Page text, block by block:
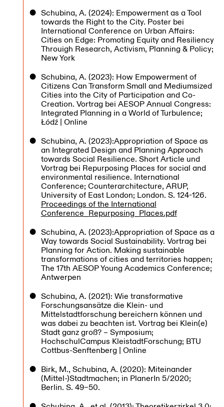
Schubina, A. (2024): Empowerment as a Tool
towards the Right to the City. Poster bei
International Conference on Urban Affairs:
Cities on Edge: Promoting Equity and Resiliency
Throuigh Research, Activism, Planning & Policy;
New York
Schubina, A. (2023): How Empowerment of
Citizens Can Transform Small and Mediumsized
Cities into the City of Participation and Co-
Creation. Vortrag bei AESOP Annual Congress:
Integrated Planning in a World of Turbulence;
Łódź | Online
Schubina, A. (2023):Appropriation of Space as
an Integrated Design and Planning Approach
towards Social Resilience. Short Article und
Vortrag bei Repurposing Places for social and
environmental resilience. International
Conference; Counterarchitecture, ARUP,
University of East London; London. S. 124-126.
Proceedings of the International
Conference_Repurposing_Places.pdf
Schubina, A. (2023):Appropriation of Space as a
Way towards Social Sustainability. Vortrag bei
Planning for Action. Making sustainable
transformations of cities and territories happen;
The 17th AESOP Young Academics Conference;
Antwerpen
Schubina, A. (2021): Wie transformative
Forschungsansätze die Klein- und
Mittelstadtforschung bereichern können und
was dabei zu beachten ist. Vortrag bei Klein(e)
Stadt ganz groß? – Symposium;
HochschulCampus KleistadtForschung; BTU
Cottbus-Senftenberg | Online
Birk, M., Schubina, A. (2020): Miteinander
(Mittel-)Stadtmachen; in PlanerIn 5/2020;
Berlin. S. 49–50.